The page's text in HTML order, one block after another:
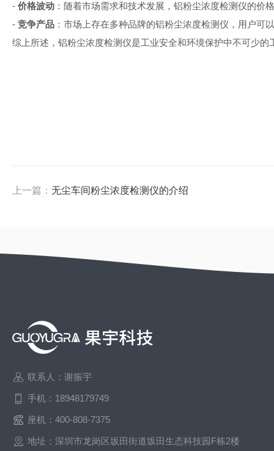
- 价格波动 ：随着市场需求和技术发展，铝粉尘浓度检测仪的
- 竞争产品 ：市场上存在多种品牌的铝粉尘浓度检测仪，用户
综上所述，铝粉尘浓度检测仪是工业安全和环境保护中不可少
上一篇： 无尘车间粉尘浓度检测仪的介绍
联系人：谢振宇
手机：18948179749
座机：400-808-7375
地址：深圳市龙岗区坂田街道坂田生态科技园F栋2楼